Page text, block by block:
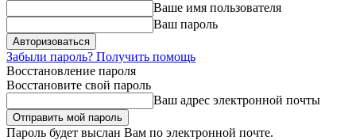
Ваше имя пользователя
Ваш пароль
Забыли пароль? Получить помощь
Восстановление пароля
Восстановите свой пароль
Ваш адрес электронной почты
Пароль будет выслан Вам по электронной почте.